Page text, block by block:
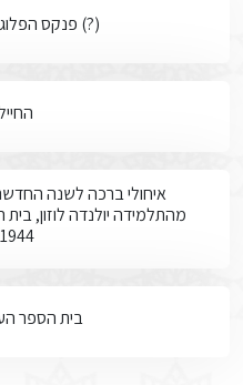
פנקס הפלוגה, המדבר המערבי 1942 (?)
איחולי ברכה לשנה
מהתלמידה יולנדה לוזון,
1944
בית הספר